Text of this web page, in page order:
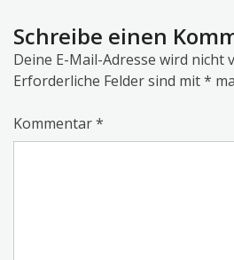
Schreibe einen
Deine E-Mail-Adresse wird nicht
Erforderliche Felder sind mit*
Kommentar*